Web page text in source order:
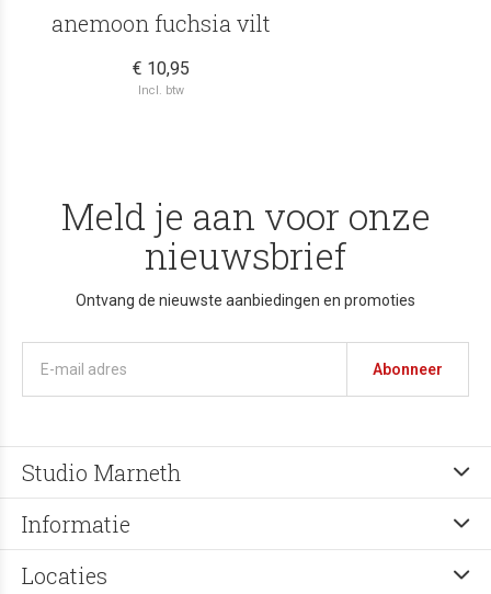
anemoon fuchsia vilt
€ 10,95
Incl. btw
Meld je aan voor onze
nieuwsbrief
Ontvang de nieuwste aanbiedingen en promoties
Abonneer
Studio Marneth
Informatie
Locaties